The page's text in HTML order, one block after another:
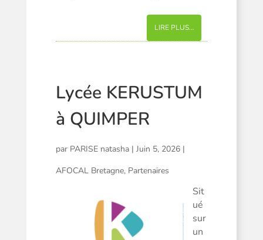
LIRE PLUS…
Lycée KERUSTUM
à QUIMPER
par PARISE natasha| Juin 5, 2026|
AFOCAL Bretagne, Partenaires
Sit
ué
sur
un